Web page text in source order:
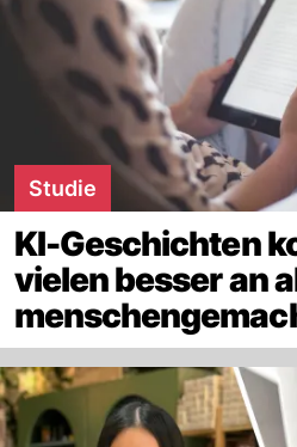
Studie
KI-Geschichten
vielen besser an